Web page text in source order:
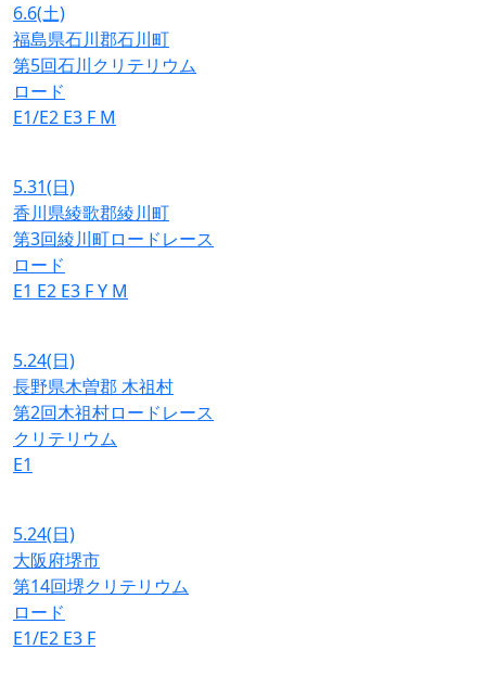
6.6(土)
福島県石川郡石川町
第5回石川クリテリウム
ロード
E1/E2 E3 F M
5.31(日)
香川県綾歌郡綾川町
第3回綾川町ロードレース
ロード
E1 E2 E3 FY M
5.24(日)
長野県木曽郡 木祖村
第2回木祖村ロードレース
クリテリウム
E1
5.24(日)
大阪府堺市
第14回堺クリテリウム
ロード
E1/E2 E3 F